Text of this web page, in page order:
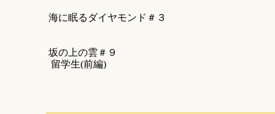
海に眠るダイヤモンド＃３
坂の上の雲＃９
留学生(前編)